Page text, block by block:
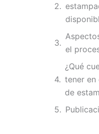
el
¿Qué
tener en
de